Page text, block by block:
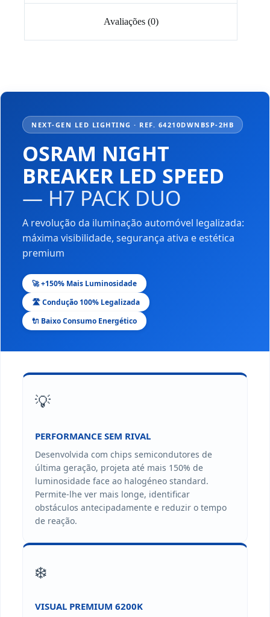
Avaliações (0)
NEXT-GEN LED LIGHTING · REF. 64210DWNBSP-2HB
OSRAM NIGHT
BREAKER LED SPEED
— H7 PACK DUO
A revolução da iluminação automóvel legalizada:
máxima visibilidade, segurança ativa e estética
premium
🚀 +150% Mais Luminosidade
🛣️ Condução 100% Legalizada
🔌 Baixo Consumo Energético
💡
PERFORMANCE SEM RIVAL
Desenvolvida com chips semicondutores de
última geração, projeta até mais 150% de
luminosidade face ao halogéneo standard.
Permite-lhe ver mais longe, identificar
obstáculos antecipadamente e reduzir o tempo
de reação.
❄️
VISUAL PREMIUM 6200K